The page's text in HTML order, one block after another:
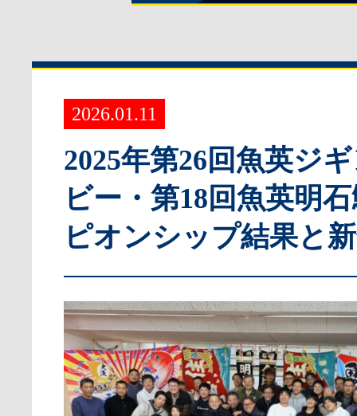
2026.01.11
2025年第26回魚英ジ
ビー・第18回魚英明
ピオンシップ結果と